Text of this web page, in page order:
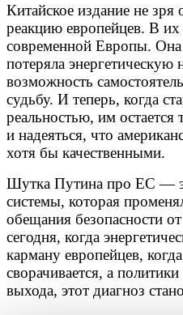
Китайское издание не зря
реакцию европейцев. В
современной Европы. Она
потеряла энергетическую
возможность
судьбу. И теперь, когда
реальностью, им остается
и надеяться, что
хотя бы качественными.
Шутка Путина про EC —
системы, которая
обещания безопасности
сегодня, когда
карману европейцев,
сворачивается, а
выхода, этот диагноз